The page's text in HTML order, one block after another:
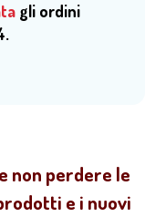
gli ordini
non perdere le
e i nuovi